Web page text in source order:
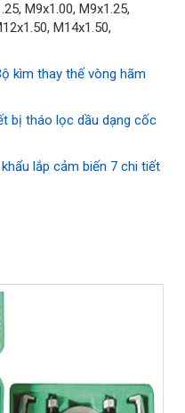
M9x1.00, M9x1.25,
M14x1.50,
kìm thay thế vòng hãm
bị tháo lọc dầu dạng cốc
lắp cảm biến 7 chi tiết